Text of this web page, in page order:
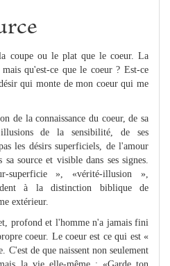
coupe ou le plat que le coeur. La
qu'est-ce que le coeur ? Est-ce
qui monte de mon coeur qui me
de la connaissance du coeur, de sa
de la sensibilité, de ses
les désirs superficiels, de l'amour
source et visible dans ses signes.
superficie », «vérité-illusion »,
à la distinction biblique de
extérieur.
profond et l'homme n'a jamais fini
coeur. Le coeur est ce qui est «
C'est de que naissent non seulement